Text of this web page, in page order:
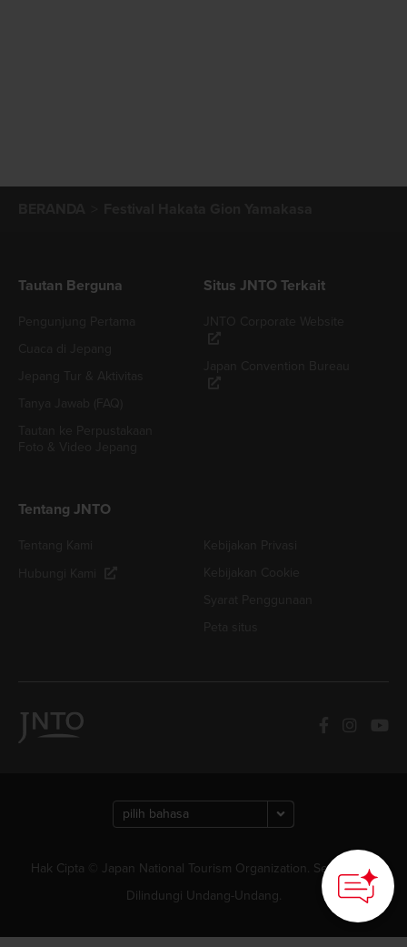
Tautan Berguna Situs JNTO Terkait
Tentang JNTO
Hak Cipta © Japan National Tourism Organization. Semua Hak
Dilindungi Undang-Undang.